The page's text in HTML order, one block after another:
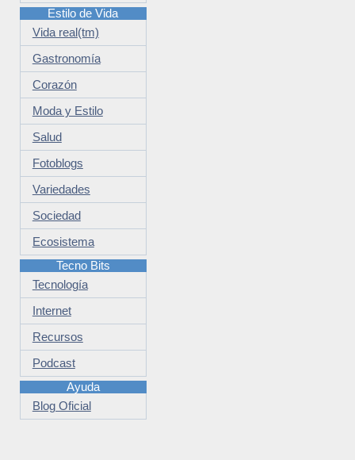
Estilo de Vida
Vida real(tm)
Gastronomía
Corazón
Moda y Estilo
Salud
Fotoblogs
Variedades
Sociedad
Ecosistema
Tecno Bits
Tecnología
Internet
Recursos
Podcast
Ayuda
Blog Oficial